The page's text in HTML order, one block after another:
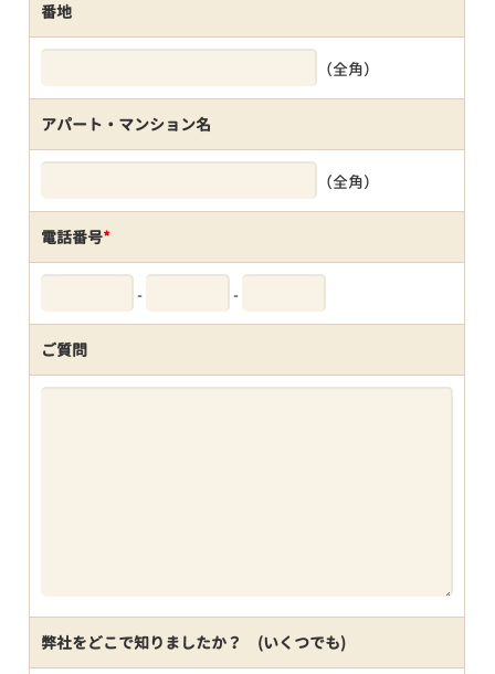
番地
（全角）
アパート・マンション名
（全角）
電話番号*
- -
ご質問
弊社をどこで知りましたか？ (いくつでも)